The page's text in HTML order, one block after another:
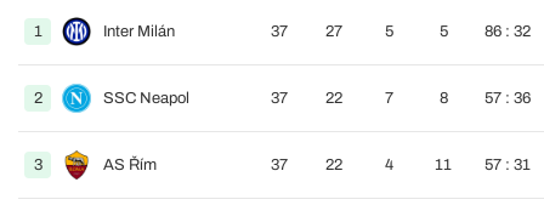
1 Inter Milán 37 27 5 5 86 : 32
2 SSC Neapol 37 22 7 8 57 : 36
3 AS Řím 37 22 4 11 57 : 31